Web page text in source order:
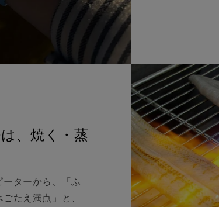
、焼く・蒸
ターから、「ふ
たえ満点」と、